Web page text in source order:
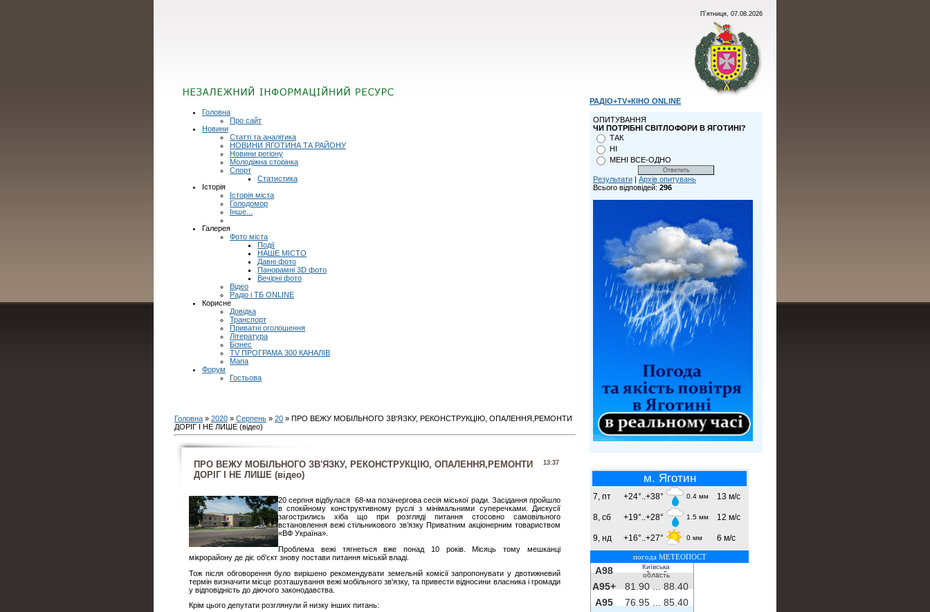
П`ятниця, 07.08.2026
Головна
Про сайт
Новини
Статті та аналітика
НОВИНИ ЯГОТИНА ТА РАЙОНУ
Новини регіону
Молодіжна сторінка
Спорт
Статистика
Історія
Історія міста
Голодомор
Інше...
Галерея
Фото міста
Події
НАШЕ МІСТО
Давні фото
Панорамні 3D фото
Вечірні фото
Відео
Радіо і ТБ ONLINE
Корисне
Довідка
Транспорт
Приватні оголошення
Література
Бізнес
TV ПРОГРАМА 300 КАНАЛІВ
Мапа
Форум
Гостьова
Головна » 2020 » Серпень » 20 » ПРО ВЕЖУ МОБІЛЬНОГО ЗВ'ЯЗКУ, РЕКОНСТРУКЦІЮ, ОПАЛЕННЯ,РЕМОНТИ
ДОРІГ І НЕ ЛИШЕ (відео)
13:37
ПРО ВЕЖУ МОБІЛЬНОГО ЗВ'ЯЗКУ, РЕКОНСТРУКЦІЮ, ОПАЛЕННЯ,РЕМОНТИ
ДОРІГ І НЕ ЛИШЕ (відео)
20 серпня відбулася 68-ма позачергова сесія міської ради. Засідання пройшло
в спокійному конструктивному руслі з мінімальними суперечками. Дискусії
загострились хіба що при розгляді питання стосовно самовільного
встановлення вежі стільникового зв’язку Приватним акціонерним товариством
«ВФ Україна».
Проблема вежі тягнеться вже понад 10 років. Місяць тому мешканці
мікрорайону де діє об'єкт знову постави питання міській владі.
Тож після обговорення було вирішено рекомендувати земельній комісії запропонувати у двотижневий
термін визначити місце розташування вежі мобільного зв'язку, та привести відносини власника і громади
у відповідність до діючого законодавства.
Крім цього депутати розглянули й низку інших питань:
РАДІО+TV+КІНО ONLINE
ОПИТУВАННЯ
ЧИ ПОТРІБНІ СВІТЛОФОРИ В ЯГОТИНІ?
ТАК
НІ
МЕНІ ВСЕ-ОДНО
Результати | Архів опитувань
Всього відповідей: 296
м. Яготин
7, пт +24°..+38° 0.4 мм 13 м/с
8, сб +19°..+28° 1.5 мм 12 м/с
9, нд +16°..+27° 0 мм 6 м/с
погода МЕТЕОПОСТ
Київська
область
A98 - ...-
A95+
81.90 ...
88.40
A95
76.95 ...
85.40